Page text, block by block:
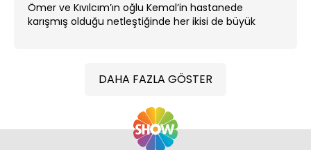
Ömer ve Kıvılcım’ın oğlu Kemal’in hastanede
karışmış olduğu netleştiğinde her ikisi de büyük
DAHA FAZLA GÖSTER